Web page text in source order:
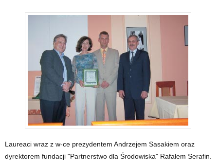
Laureaci wraz z w-ce prezydentem Andrzejem Sasakiem oraz
dyrektorem fundacji "Partnerstwo dla Środowiska" Rafałem Serafin.